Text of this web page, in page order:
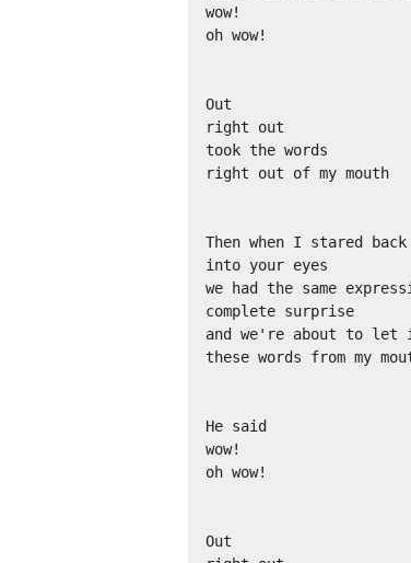
wow!
oh wow!
Out
right out
took the words
right out of my mouth
Then when I stared back
into your eyes
we had the same
complete surprise
and we're about to let
these words from my
He said
wow!
oh wow!
Out